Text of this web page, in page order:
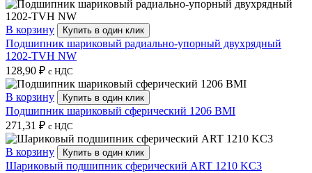
В корзину Купить в один клик
Подшипник шариковый радиально-упорный двухрядный
1202-TVH NW
128,90 ₽ с НДС
В корзину Купить в один клик
Подшипник шариковый сферический 1206 BMI
271,31 ₽ с НДС
В корзину Купить в один клик
Шариковый подшипник сферический ART 1210 KC3